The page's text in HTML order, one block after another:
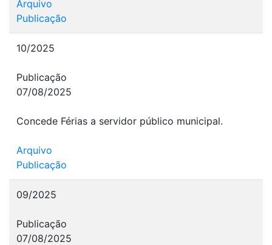
Arquivo
Publicação
10/2025
Publicação
07/08/2025
Concede Férias a servidor público municipal.
Arquivo
Publicação
09/2025
Publicação
07/08/2025